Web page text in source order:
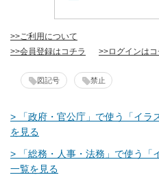
>>ご利用について
>>会員登録はコチラ
>>ログインはコ
図記号 禁止
> 「政府・官公庁」で使う「イラ
を見る
> 「総務・人事・法務」で使う「
一覧を見る